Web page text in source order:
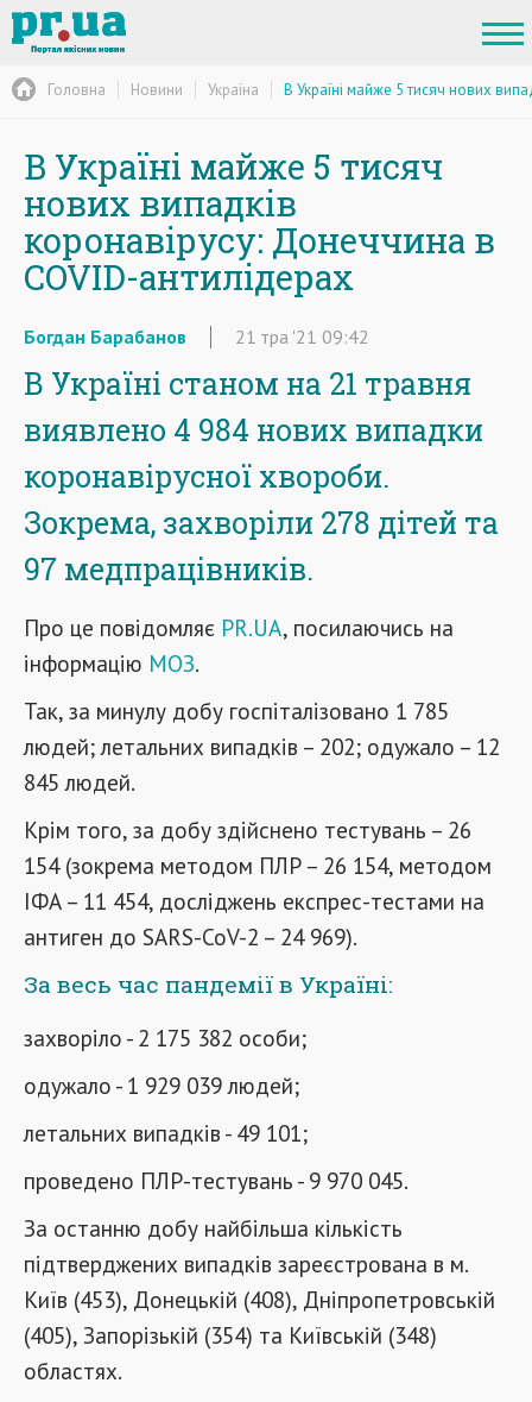
Головна Новини Україна В Україні майже 5 тисяч нових
В Україні майже 5 тисяч
нових випадків
коронавірусу: Донеччина в
COVID-антилідерах
Богдан Барабанов 21 тра '21 09:42
В Україні станом на 21 травня
виявлено 4 984 нових випадки
коронавірусної хвороби.
Зокрема, захворіли 278 дітей та
97 медпрацівників.
Про це повідомляє PR.UA, посилаючись на
інформацію МОЗ.
Так, за минулу добу госпіталізовано 1 785
людей; летальних випадків – 202; одужало – 12
845 людей.
Крім того, за добу здійснено тестувань – 26
154 (зокрема методом ПЛР – 26 154, методом
ІФА – 11 454, досліджень експрес-тестами на
антиген до SARS-CoV-2 – 24 969).
За весь час пандемії в Україні:
захворіло - 2 175 382 особи;
одужало - 1 929 039 людей;
летальних випадків - 49 101;
проведено ПЛР-тестувань - 9 970 045.
За останню добу найбільша кількість
підтверджених випадків зареєстрована в м.
Київ (453), Донецькій (408), Дніпропетровській
(405), Запорізькій (354) та Київській (348)
областях.